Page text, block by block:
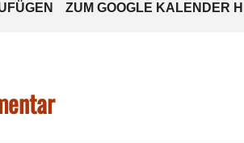
ZUM GOOGLE KALENDER